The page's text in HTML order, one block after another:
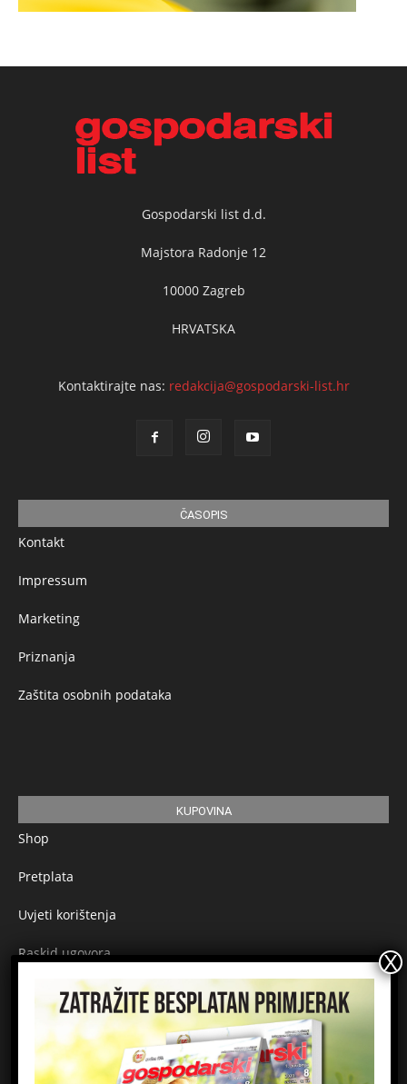
Gospodarski list d.d.
Majstora Radonje 12
10000 Zagreb
HRVATSKA
Kontaktirajte nas: redakcija@gospodarski-list.hr
ČASOPIS
Kontakt
Impressum
Marketing
Priznanja
Zaštita osobnih podataka
KUPOVINA
Shop
Pretplata
Uvjeti korištenja
Raskid ugovora
Načini plaćanja
Sigurnost plaćanja
Prijavite se na newsletter